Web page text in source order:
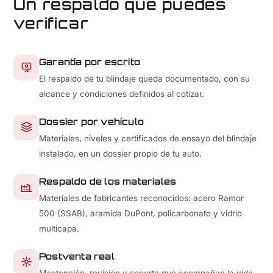
Un respaldo que puedes
verificar
Garantía por escrito
El respaldo de tu blindaje queda documentado, con su
alcance y condiciones definidos al cotizar.
Dossier por vehículo
Materiales, niveles y certificados de ensayo del blindaje
instalado, en un dossier propio de tu auto.
Respaldo de los materiales
Materiales de fabricantes reconocidos: acero Ramor
500 (SSAB), aramida DuPont, policarbonato y vidrio
multicapa.
Postventa real